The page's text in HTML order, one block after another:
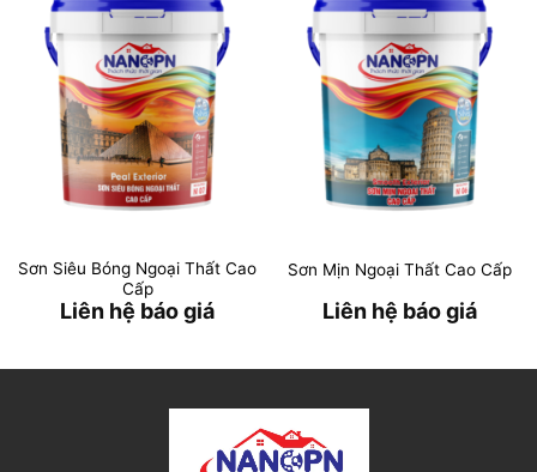
Sơn Siêu Bóng Ngoại Thất Cao
Cấp
Liên hệ báo giá
Sơn Mịn Ngoại Thất Cao Cấp
Liên hệ báo giá